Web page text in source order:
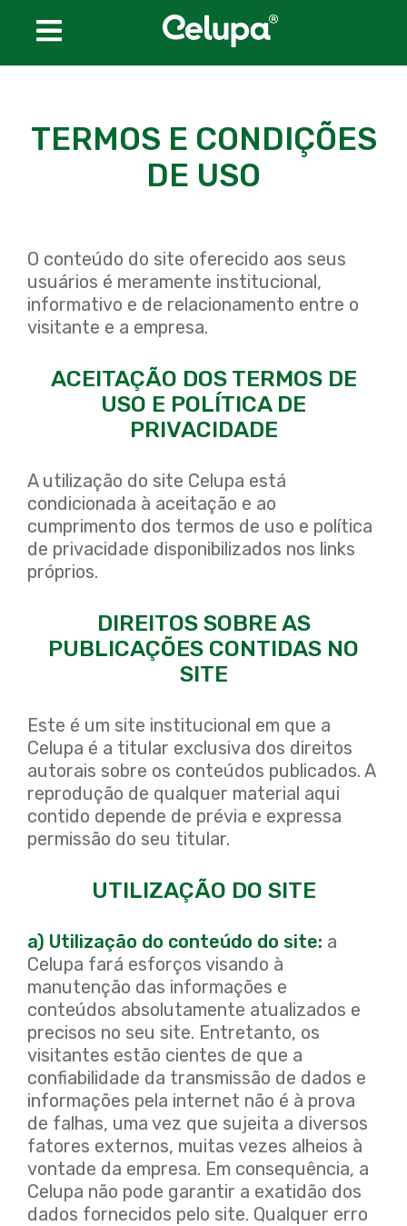
Produtos
CELUMED
CELUKRAFT
CELUFILTRO
Certificações
Sustentabilidade
Contato
TERMOS E CONDIÇÕES
DE USO
O conteúdo do site oferecido aos seus
usuários é meramente institucional,
informativo e de relacionamento entre o
visitante e a empresa.
ACEITAÇÃO DOS TERMOS DE
USO E POLÍTICA DE
PRIVACIDADE
A utilização do site Celupa está
condicionada à aceitação e ao
cumprimento dos termos de uso e política
de privacidade disponibilizados nos links
próprios.
DIREITOS SOBRE AS
PUBLICAÇÕES CONTIDAS NO
SITE
Este é um site institucional em que a
Celupa é a titular exclusiva dos direitos
autorais sobre os conteúdos publicados. A
reprodução de qualquer material aqui
contido depende de prévia e expressa
permissão do seu titular.
UTILIZAÇÃO DO SITE
a) Utilização do conteúdo do site: a
Celupa fará esforços visando à
manutenção das informações e
conteúdos absolutamente atualizados e
precisos no seu site. Entretanto, os
visitantes estão cientes de que a
confiabilidade da transmissão de dados e
informações pela internet não é à prova
de falhas, uma vez que sujeita a diversos
fatores externos, muitas vezes alheios à
vontade da empresa. Em consequência, a
Celupa não pode garantir a exatidão dos
dados fornecidos pelo site. Qualquer erro